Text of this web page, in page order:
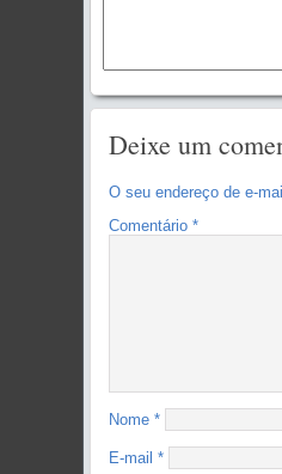
Deixe um
O seu endereço de e-
Comentário *
Nome *
E-mail *